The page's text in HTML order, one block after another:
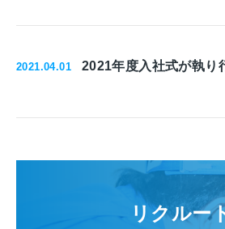
2021.04.01 2021年度入社式が執り
リクルー